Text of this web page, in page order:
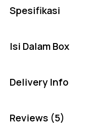
Spesifikasi
Isi Dalam Box
Delivery Info
Reviews (5)